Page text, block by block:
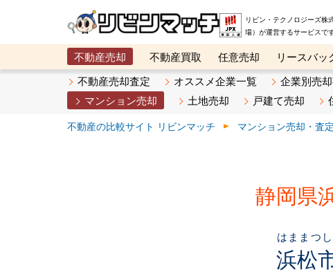
リビン・テクノロジーズ株
場）が運営するサービス
不動産売却 不動産買取 任意売却 リースバッ
メタ住宅展示場
ベスト不動産カンパニー オンライ
不動産売却査定 オススメ企業一覧 企業別売
マンション売却
土地売却 戸建て売却
不動産の比較サイト リビンマッチ マンション売却・査定
静岡県
浜松
はままつ